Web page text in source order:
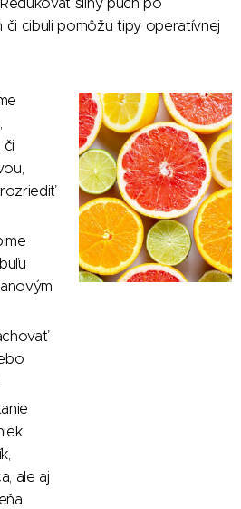
či cibuli pomôžu tipy operatívnej
či
ale aj